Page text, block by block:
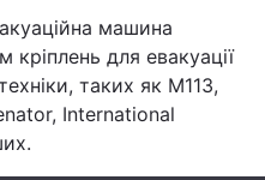
Регіони
машина
для евакуації
таких як M113,
International